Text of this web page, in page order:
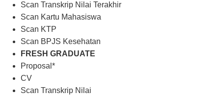
Scan Transkrip Nilai Terakhir
Scan Kartu Mahasiswa
Scan KTP
Scan BPJS Kesehatan
FRESH GRADUATE
Proposal*
CV
Scan Transkrip Nilai